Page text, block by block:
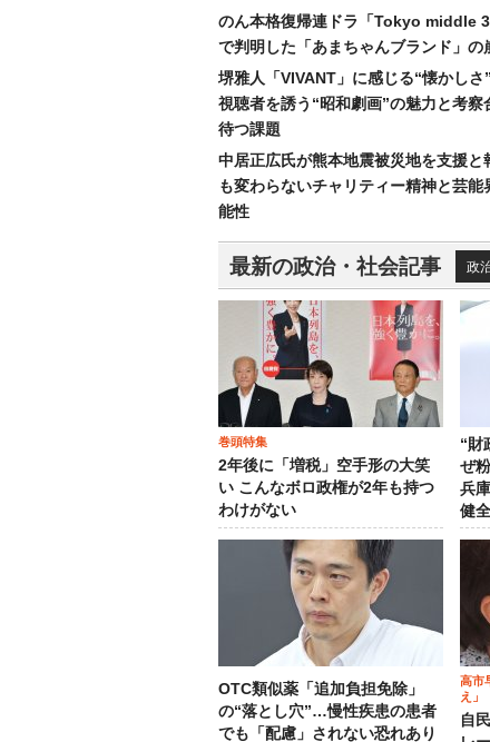
のん本格復帰連ドラ「Tokyo middle
で判明した「あまちゃんブランド」の
堺雅人「VIVANT」に感じる“懐かし
視聴者を誘う“昭和劇画”の魅力と考察
待つ課題
中居正広氏が熊本地震被災地を支援と
も変わらないチャリティー精神と芸能
能性
最新の政治・社会記事 政
巻頭特集
2年後に「増税」空手形の大笑
い こんなボロ政権が2年も持つ
わけがない
“財
ぜ
兵
健
OTC類似薬「追加負担免除」
の“落とし穴”…慢性疾患の患者
でも「配慮」されない恐れあり
高市
え」
自